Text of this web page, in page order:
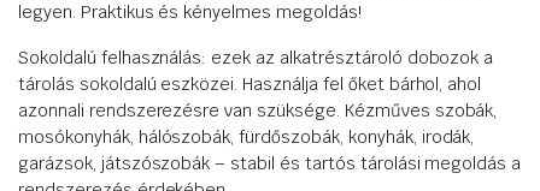
legyen. Praktikus és kényelmes megoldás!
Sokoldalú felhasználás: ezek az alkatrésztároló dobozok a
tárolás sokoldalú eszközei. Használja fel őket bárhol, ahol
azonnali rendszerezésre van szüksége. Kézműves szobák,
mosókonyhák, hálószobák, fürdőszobák, konyhák, irodák,
garázsok, játszószobák – stabil és tartós tárolási megoldás a